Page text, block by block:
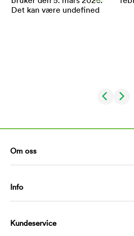
Om oss
Info
Kundeservice